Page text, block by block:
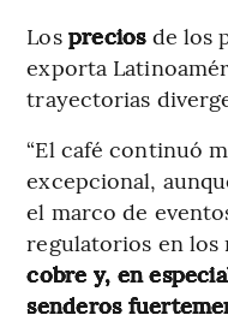
Los preciosde los
exporta
trayectorias
“El café continuó
excepcional,
el marco de
regulatorios en los
cobre y, en
senderos